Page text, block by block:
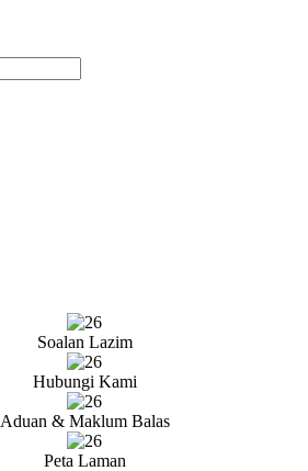
Soalan Lazim
Hubungi Kami
Aduan & Maklum Balas
Peta Laman